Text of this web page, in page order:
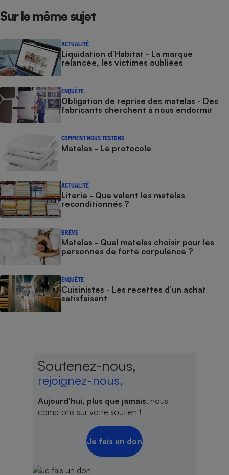
Sur le même sujet
ACTUALITÉ
Liquidation d’Habitat - La marque
relancée, les victimes oubliées
ENQUÊTE
Obligation de reprise des matelas - Des
fabricants cherchent à nous endormir
COMMENT NOUS TESTONS
Matelas - Le protocole
ACTUALITÉ
Literie - Que valent les matelas
reconditionnés ?
BRÈVE
Matelas - Quel matelas choisir pour les
personnes de forte corpulence ?
ENQUÊTE
Cuisinistes - Les recettes d’un achat
satisfaisant
Soutenez-nous,
rejoignez-nous,
Aujourd'hui, plus que jamais, nous
comptons sur votre soutien !
Je fais un don